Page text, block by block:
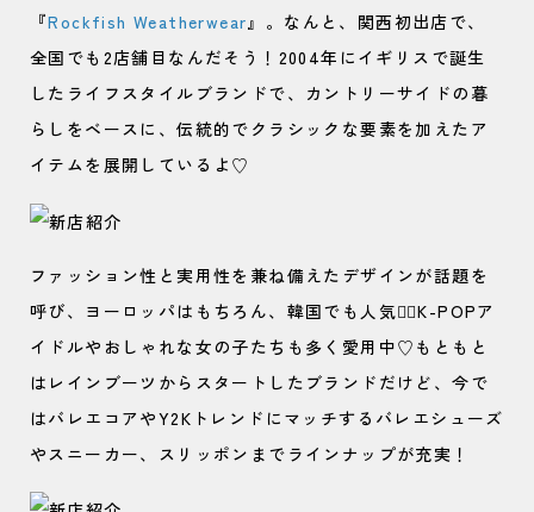
『Rockfish Weatherwear』。なんと、関西初出店で、
全国でも2店舗目なんだそう！2004年にイギリスで誕生
したライフスタイルブランドで、カントリーサイドの暮
らしをベースに、伝統的でクラシックな要素を加えたア
イテムを展開しているよ♡
ファッション性と実用性を兼ね備えたデザインが話題を
呼び、ヨーロッパはもちろん、韓国でも人気🙆‍♀️K-POPア
イドルやおしゃれな女の子たちも多く愛用中♡もともと
はレインブーツからスタートしたブランドだけど、今で
はバレエコアやY2Kトレンドにマッチするバレエシューズ
やスニーカー、スリッポンまでラインナップが充実！